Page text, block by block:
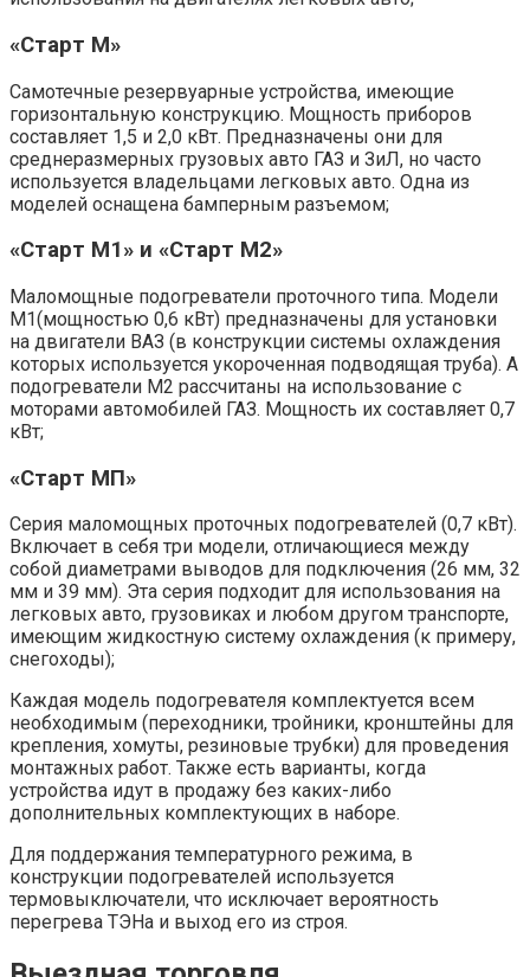
«Старт М»
Самотечные резервуарные устройства, имеющие
горизонтальную конструкцию. Мощность приборов
составляет 1,5 и 2,0 кВт. Предназначены они для
среднеразмерных грузовых авто ГАЗ и ЗиЛ, но часто
используется владельцами легковых авто. Одна из
моделей оснащена бамперным разъемом;
«Старт М1» и «Старт М2»
Маломощные подогреватели проточного типа. Модели
М1(мощностью 0,6 кВт) предназначены для установки
на двигатели ВАЗ (в конструкции системы охлаждения
которых используется укороченная подводящая труба). А
подогреватели М2 рассчитаны на использование с
моторами автомобилей ГАЗ. Мощность их составляет 0,7
кВт;
«Старт МП»
Серия маломощных проточных подогревателей (0,7 кВт).
Включает в себя три модели, отличающиеся между
собой диаметрами выводов для подключения (26 мм, 32
мм и 39 мм). Эта серия подходит для использования на
легковых авто, грузовиках и любом другом транспорте,
имеющим жидкостную систему охлаждения (к примеру,
снегоходы);
Каждая модель подогревателя комплектуется всем
необходимым (переходники, тройники, кронштейны для
крепления, хомуты, резиновые трубки) для проведения
монтажных работ. Также есть варианты, когда
устройства идут в продажу без каких-либо
дополнительных комплектующих в наборе.
Для поддержания температурного режима, в
конструкции подогревателей используется
термовыключатели, что исключает вероятность
перегрева ТЭНа и выход его из строя.